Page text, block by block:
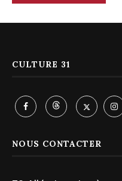
CULTURE 31
NOUS CONTACTER